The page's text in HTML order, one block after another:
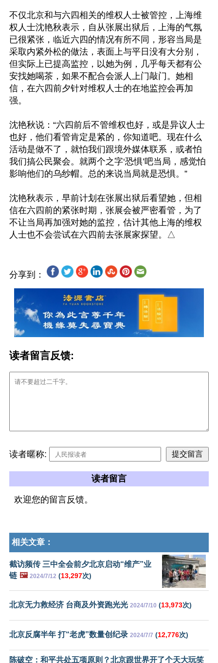
不仅北京和与六四相关的维权人士被管控，上海维
权人士沈艳秋表示，自从张展出狱后，上海的气氛
已很紧张，临近六四的情况有所不同，形容当局是
采取内紧外松的做法，表面上与平日没有大分别，
但实际上已提高监控，以她为例，几乎每天都有公
安找她喝茶，如果不配合会派人上门敲门。她相
信，在六四前夕针对维权人士的在地监控会再加
强。
沈艳秋说：“六四前后不管维权也好，或是异议人士
也好，他们看管肯定是紧的，你知道吧。现在什么
活动是做不了，就怕我们跟境外媒体联系，或者怕
我们搞公民聚会。就两个之字‘恐惧’吧当局，感觉怕
影响他们的乌纱帽。总的来说当局就是恐惧。”
沈艳秋表示，早前计划在张展出狱后看望她，但相
信在六四前的紧张时期，张展会被严密看管，为了
不让当局再加强对她的监控，估计其他上海的维权
分享到：
读者留言反馈:
读者暱称:
读者留言
欢迎您的留言反馈。
相关文章：
截访频传 三中全会前夕北京启动“维产”业
链 🖼️ 2024/7/12 (13,297次)
北京无力救经济 台商及外资跑光光 2024/7/10 (13,973次)
北京反腐半年 打“老虎”数量创纪录 2024/7/7 (12,776次)
陈破空：和平共处五项原则？北京跟世界开了个天大玩笑